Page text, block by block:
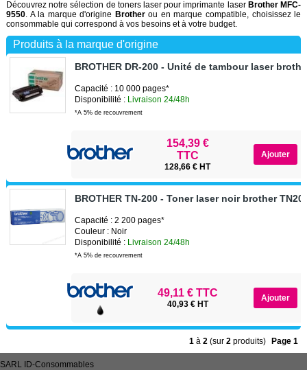
Découvrez notre sélection de toners laser pour imprimante laser Brother MFC-
9550. A la marque d'origine Brotherou en marque compatible, choisissez le
consommable qui correspond à vos besoins et à votre budget.
Produits à la marque d'origine
BROTHER DR-200 - Unité de tambour laser
Capacité : 10 000 pages*
Disponibilité : Livraison 24/48h
*A 5% de recouvrement
154,39 €
TTC
128,66 € HT
BROTHER TN-200 - Toner laser noir brother
Capacité : 2 200 pages*
Couleur : Noir
Disponibilité : Livraison 24/48h
*A 5% de recouvrement
49,11 € TTC
40,93 € HT
1 à2 (sur2 produits) Page 1
SARL ID-Consommables